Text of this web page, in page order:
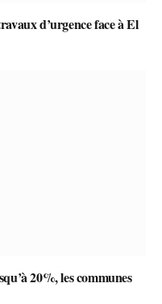
d’urgence face à El
20%, les communes